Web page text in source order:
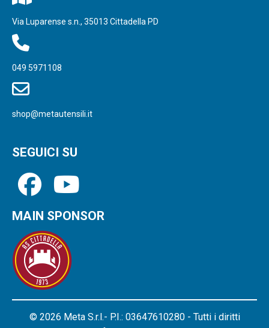
Via Luparense s.n., 35013 Cittadella PD
049 5971108
shop@metautensili.it
SEGUICI SU
MAIN SPONSOR
© 2026 Meta S.r.l.- P.I.: 03647610280 - Tutti i diritti